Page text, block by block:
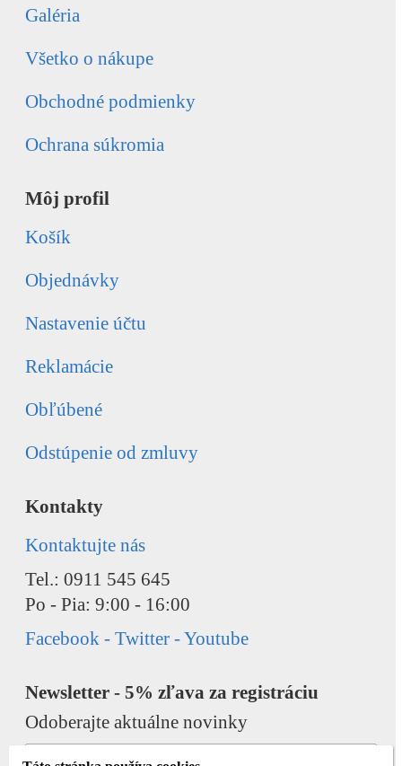
Galéria
Všetko o nákupe
Obchodné podmienky
Ochrana súkromia
Môj profil
Košík
Objednávky
Nastavenie účtu
Reklamácie
Obľúbené
Odstúpenie od zmluvy
Kontakty
Kontaktujte nás
Tel.: 0911 545 645
Po - Pia: 9:00 - 16:00
Facebook - Twitter - Youtube
Newsletter - 5% zľava za registráciu
Odoberajte aktuálne novinky